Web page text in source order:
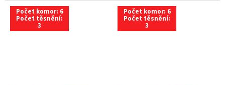
Počet komor: 6
Počet těsnění:
3
Počet komor: 6
Počet těsnění:
3